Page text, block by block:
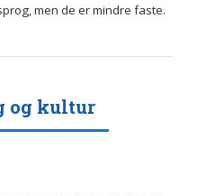
men de er mindre faste.
og kultur